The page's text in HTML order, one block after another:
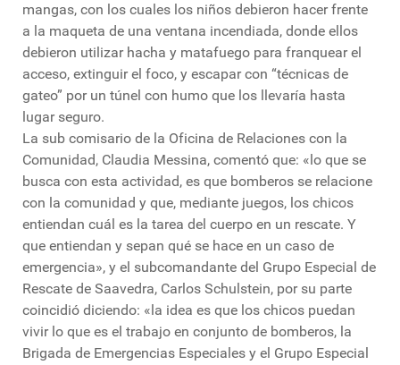
mangas, con los cuales los niños debieron hacer frente
a la maqueta de una ventana incendiada, donde ellos
debieron utilizar hacha y matafuego para franquear el
acceso, extinguir el foco, y escapar con “técnicas de
gateo” por un túnel con humo que los llevaría hasta
lugar seguro.
La sub comisario de la Oficina de Relaciones con la
Comunidad, Claudia Messina, comentó que: «lo que se
busca con esta actividad, es que bomberos se relacione
con la comunidad y que, mediante juegos, los chicos
entiendan cuál es la tarea del cuerpo en un rescate. Y
que entiendan y sepan qué se hace en un caso de
emergencia», y el subcomandante del Grupo Especial de
Rescate de Saavedra, Carlos Schulstein, por su parte
coincidió diciendo: «la idea es que los chicos puedan
vivir lo que es el trabajo en conjunto de bomberos, la
Brigada de Emergencias Especiales y el Grupo Especial